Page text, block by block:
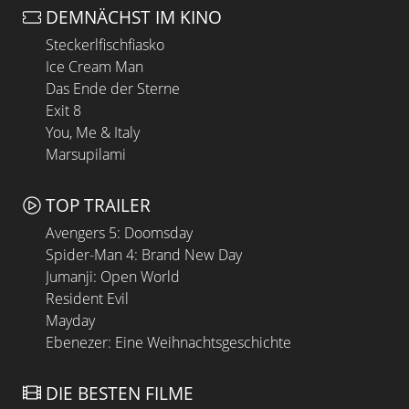
DEMNÄCHST IM KINO
Steckerlfischfiasko
Ice Cream Man
Das Ende der Sterne
Exit 8
You, Me & Italy
Marsupilami
TOP TRAILER
Avengers 5: Doomsday
Spider-Man 4: Brand New Day
Jumanji: Open World
Resident Evil
Mayday
Ebenezer: Eine Weihnachtsgeschichte
DIE BESTEN FILME